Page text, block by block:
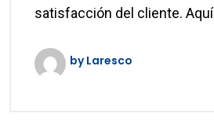
satisfacción del cliente. Aquí
by Laresco